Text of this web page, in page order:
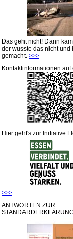
Das geht nicht! Dann
der wusste das nicht und
gemacht. >>>
Kontaktinformationen
Hier geht's zur Initiative
>>>
ANTWORTEN ZUR